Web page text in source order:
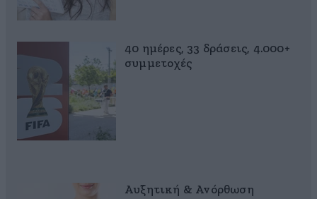
40 ημέρες, 33 δράσεις, 4.000+
συμμετοχές
Αυξητική & Ανόρθωση